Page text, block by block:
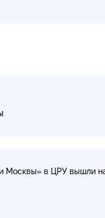
Москвы» в ЦРУ вышли